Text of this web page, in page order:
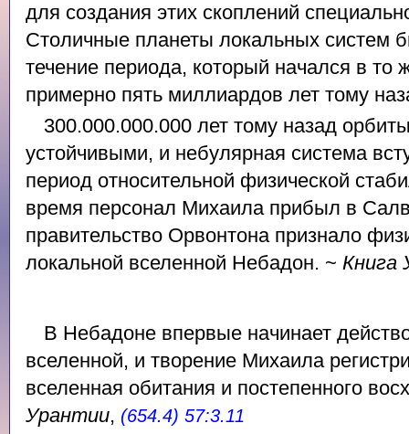
для создания этих скоплений
Столичные планеты локальных систем
течение периода, который начался в
примерно пять миллиардов лет тому
300.000.000.000 лет тому назад
устойчивыми, и небулярная система
период относительной физической
время персонал Михаила прибыл в
правительство Орвонтона признало
локальной вселенной Небадон. ~ Книга
В Небадоне впервые начинает
вселенной, и творение Михаила
вселенная обитания и постепенного
Урантии, (654.4) 57:3.11